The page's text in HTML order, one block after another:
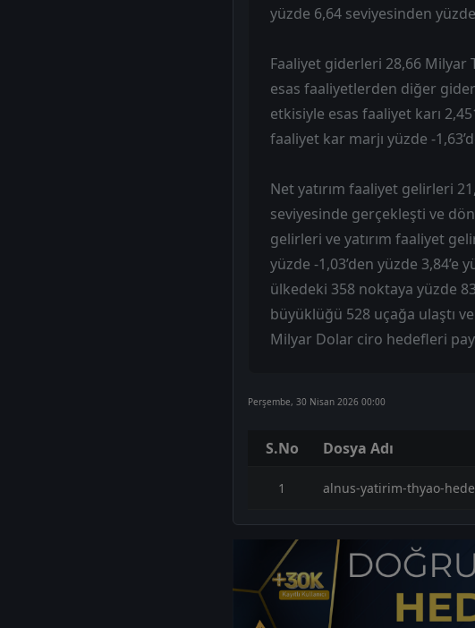
yüzde 6,64 seviyesinden yüzde
Faaliyet giderleri 28,66 Milyar
esas faaliyetlerden diğer
etkisiyle esas faaliyet karı
faaliyet kar marjı yüzde -
Net yatırım faaliyet gelirleri
seviyesinde gerçekleşti ve
gelirleri ve yatırım faaliyet
yüzde -1,03’den yüzde
ülkedeki 358 noktaya yüzde
büyüklüğü 528 uçağa ulaştı
Milyar Dolar ciro hedefleri
Perşembe, 30 Nisan 2026 00:00
S.No Dosya Adı
1 alnus-yatirim-thyao-